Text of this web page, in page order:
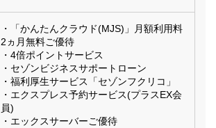
・「かんたんクラウド(MJS)」月額利用料
2ヵ月無料ご優待
・4倍ポイントサービス
・セゾンビジネスサポートローン
・福利厚生サービス「セゾンフクリコ」
・エクスプレス予約サービス(プラスEX会
員)
・エックスサーバーご優待